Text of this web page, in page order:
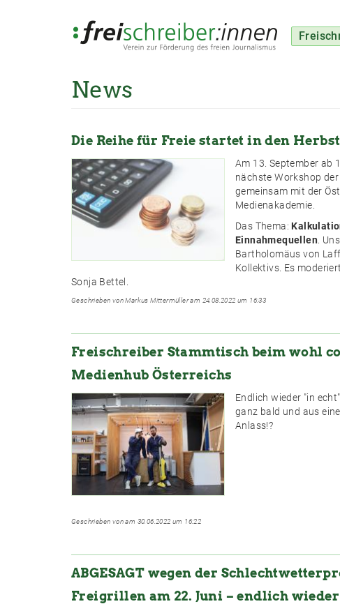
News
Die Reihe für Freie startet in den Herbst
Am 13. September ab
nächste Workshop
gemeinsam mit der
Medienakademie.
Das Thema:
Einnahmequellen .
Bartholomäus von
Kollektivs. Es
Sonja Bettel.
Geschrieben von Markus Mittermüller am 24.08.2022 um 16:33
Freischreiber Stammtisch beim wohl
Medienhub Österreichs
Endlich wieder "in
ganz bald und aus
Anlass!?
Geschrieben von am 30.06.2022 um 16:22
ABGESAGT wegen der
Freigrillen am 22. Juni – endlich